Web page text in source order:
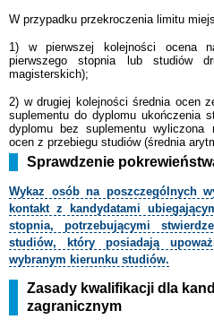
W przypadku przekroczenia limitu
1) w pierwszej kolejności ocena
pierwszego stopnia lub studiów
magisterskich);
2) w drugiej kolejności średnia ocen
suplementu do dyplomu ukończenia
dyplomu bez suplementu
ocen z przebiegu studiów (średnia
Sprawdzenie
Wykaz osób na poszczególnych
kontakt z kandydatami
stopnia, potrzebującymi
studiów, który posiadają
wybranym kierunku studiów.
Zasady kwalifikacji dla
zagranicznym